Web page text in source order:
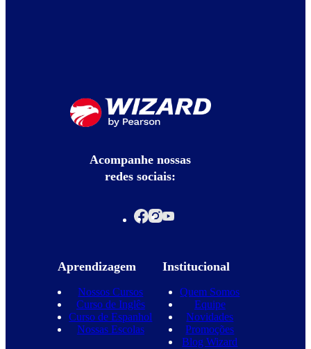
Acompanhe nossas
redes sociais:
Aprendizagem
Nossos Cursos
Curso de Inglês
Curso de Espanhol
Nossas Escolas
Institucional
Quem Somos
Equipe
Novidades
Promoções
Blog Wizard